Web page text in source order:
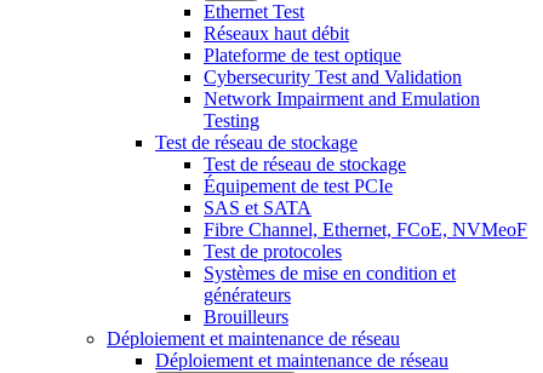
Ethernet Test
Réseaux haut débit
Plateforme de test optique
Cybersecurity Test and Validation
Network Impairment and Emulation
Testing
Test de réseau de stockage
Test de réseau de stockage
Équipement de test PCIe
SAS et SATA
Fibre Channel, Ethernet, FCoE, NVMeoF
Test de protocoles
Systèmes de mise en condition et
générateurs
Brouilleurs
Déploiement et maintenance de réseau
Déploiement et maintenance de réseau